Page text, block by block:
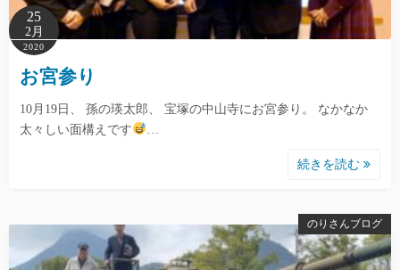
25
2月
2020
お宮参り
10月19日、 孫の瑛太郎、 宝塚の中山寺にお宮参り。 なかなか
太々しい面構えです
…
続きを読む
のりさんブログ